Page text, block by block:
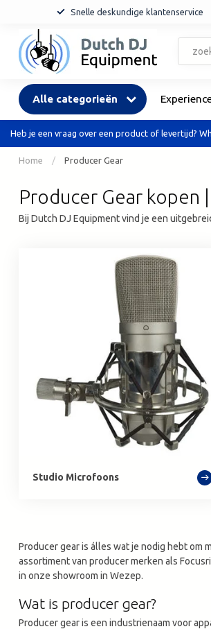
Snelle deskundige klantenservice
Alle categorieën
Heb je een vraag over een product of levertijd?
Home / Producer Gear
Producer Gear kopen
Bij Dutch DJ Equipment vind je een
Studio Microfoons
Producer gear is álles wat je nodig hebt om
assortiment van producer merken als
in onze showroom in Wezep.
Wat is producer gear?
Producer gear is een industrienaam voor